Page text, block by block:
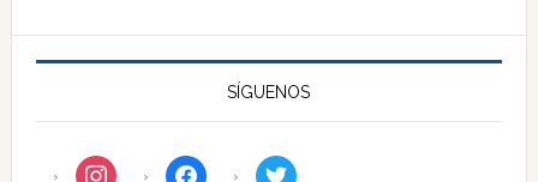
SÍGUENOS
instagram facebook twitter